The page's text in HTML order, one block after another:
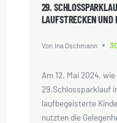
29.
LAUFSTRECKEN UND
Von Ina Oschmann
Am 12. Mai 2024,
29.Schlossparklauf
laufbegeisterte
nutzten die